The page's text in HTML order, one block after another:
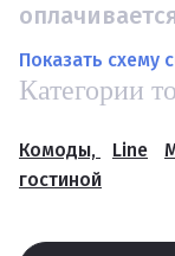
Показать схему
Категории
Комоды, Line
гостиной